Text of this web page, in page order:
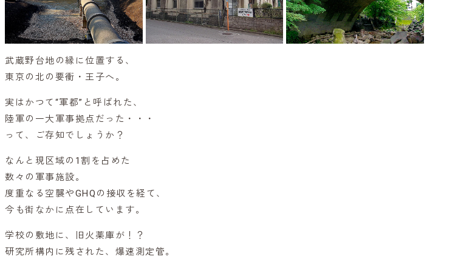
武蔵野台地の縁に位置する、
東京の北の要衝・王子へ。
実はかつて“軍都”と呼ばれた、
陸軍の一大軍事拠点だった・・・
って、ご存知でしょうか？
なんと現区域の1割を占めた
数々の軍事施設。
度重なる空襲やGHQの接収を経て、
今も街なかに点在しています。
学校の敷地に、旧火薬庫が！？
研究所構内に残された、爆速測定管。